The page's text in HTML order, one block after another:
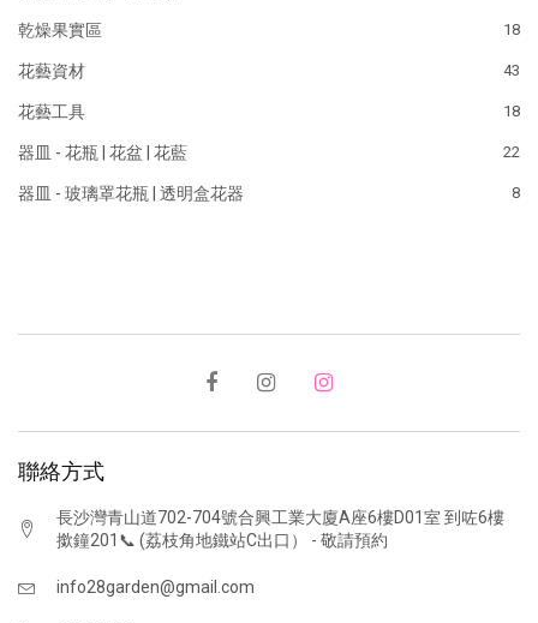
乾燥果實區 18
花藝資材 43
花藝工具 18
器皿 - 花瓶 | 花盆 | 花藍 22
器皿 - 玻璃罩花瓶 | 透明盒花器 8
聯絡方式
長沙灣青山道702-704號合興工業大廈A座6樓D01室 到咗6樓
撳鐘201📞 (荔枝角地鐵站C出口） - 敬請預約
info28garden@gmail.com